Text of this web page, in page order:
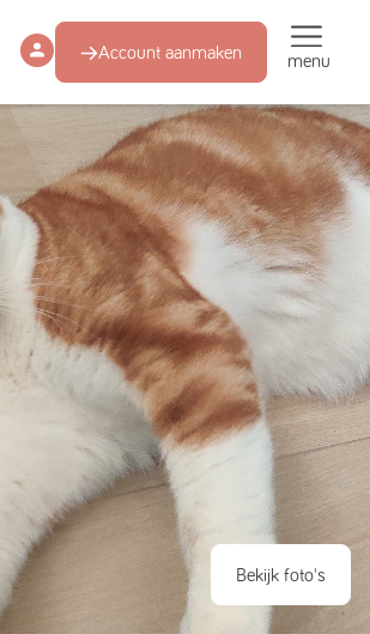
Account aanmaken menu
Bekijk foto's